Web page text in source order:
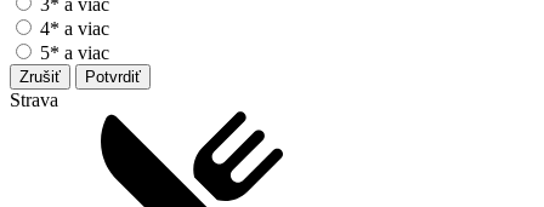
3* a viac
4* a viac
5* a viac
Zrušiť Potvrdiť
Strava